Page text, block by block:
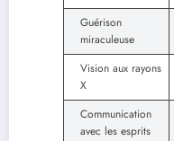
Guérison
miraculeuse
Vision aux rayons
X
Communication
avec les esprits